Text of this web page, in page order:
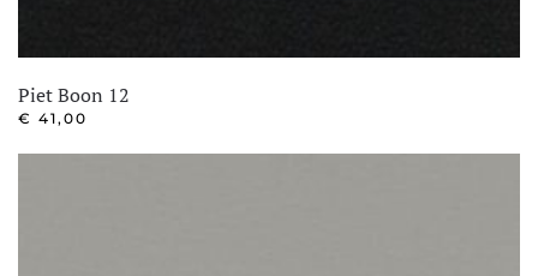
Piet Boon 12
€ 41,00